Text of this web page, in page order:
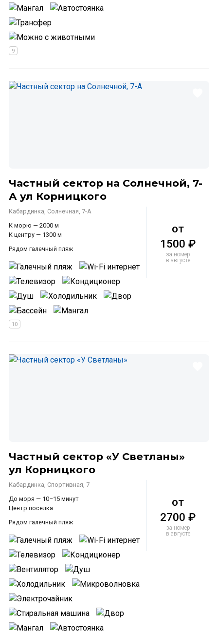
Частный сектор на Солнечной, 7-
А ул Корницкого
Кабардинка, Солнечная, 7-А
К морю — 2000 м
К центру — 1300 м
Рядом галечный пляж
от
1500 ₽
за номер
в августе
Частный сектор «У Светланы»
ул Корницкого
Кабардинка, Спортивная, 7
До моря — 10–15 минут
Центр поселка
Рядом галечный пляж
от
2700 ₽
за номер
в августе